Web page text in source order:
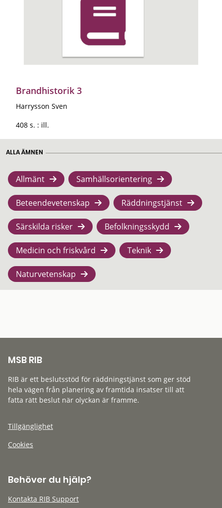
Brandhistorik 3
Harrysson Sven
408 s. : ill.
ALLA ÄMNEN
Allmänt Samhällsorientering
Beteendevetenskap Räddningstjänst
Särskilda risker Befolkningsskydd
Medicin och friskvård Teknik
Naturvetenskap
MSB RIB
RIB är ett beslutsstöd för räddningstjänst som ger stöd
hela vägen från planering av framtida insatser till att
fatta rätt beslut när olyckan är framme.
Tillgänglighet
Cookies
Behöver du hjälp?
Kontakta RIB Support